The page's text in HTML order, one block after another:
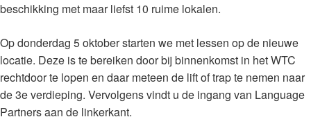
beschikking met maar liefst 10 ruime lokalen.
Op donderdag 5 oktober starten we met lessen op de nieuwe
locatie. Deze is te bereiken door bij binnenkomst in het WTC
rechtdoor te lopen en daar meteen de lift of trap te nemen naar
de 3e verdieping. Vervolgens vindt u de ingang van Language
Partners aan de linkerkant.